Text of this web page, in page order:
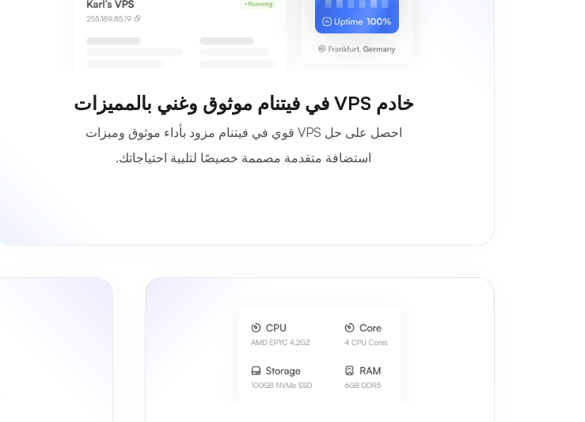
خادم VPS في فيتنام موثوق وغني بالمميزات
احصل على حل VPS قوي في فيتنام مزود بأداء موثوق وميزات
استضافة متقدمة مصممة خصيصًا لتلبية احتياجاتك.